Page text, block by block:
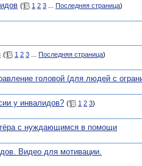
( 1 2 3 Последняя страница)
( 1 2 3 Последняя страница)
головой (для людей с
у инвалидов? ( 1 2 3)
с нуждающимся в помощи
Видео для мотивации.